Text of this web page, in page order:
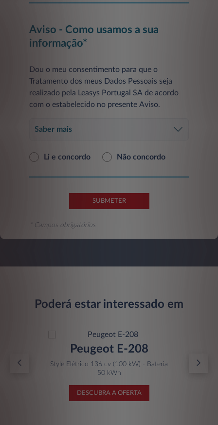
Aviso - Como usamos a sua
informação*
Dou o meu consentimento para que o
Tratamento dos meus Dados Pessoais seja
realizado pela Leasys Portugal SA de acordo
com o estabelecido no presente Aviso.
Saber mais
Li e concordo Não concordo
SUBMETER
* Campos obrigatórios
Poderá estar interessado em
Peugeot E-208
Style Elétrico 136 cv (100 kW) - Bateria
50 kWh
DESCUBRA A OFERTA